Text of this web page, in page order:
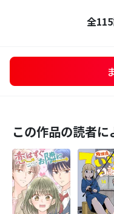
全
この作品の読者